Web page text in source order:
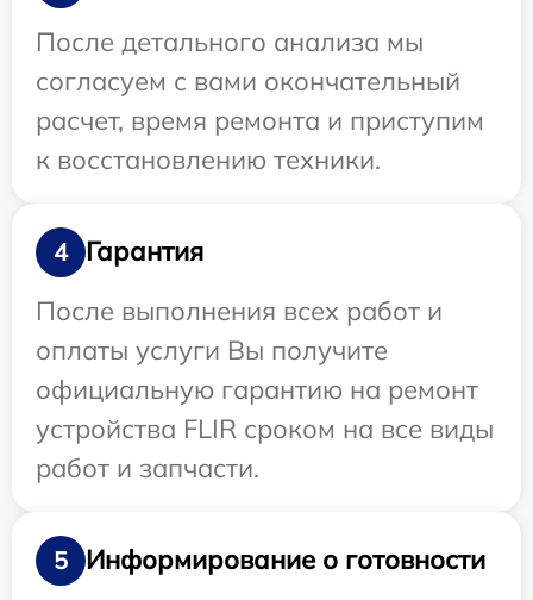
После детального анализа мы
согласуем с вами окончательный
расчет, время ремонта и приступим
к восстановлению техники.
4
Гарантия
После выполнения всех работ и
оплаты услуги Вы получите
официальную гарантию на ремонт
устройства FLIR сроком на все виды
работ и запчасти.
5
Информирование о готовности